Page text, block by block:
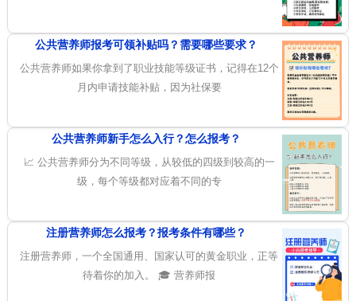
公共营养师报考可领补贴吗？需要哪些要求？
公共营养师如果你拿到了职业技能等级证书，记得在12个
月内申请技能补贴，因为社保要
公共营养师新手怎么入行？怎么报考？
📈 公共营养师分为不同等级，从较低的四级到较高的一
级，每个等级都对应着不同的专
注册营养师怎么报考？报考条件有哪些？
注册营养师，一个全国通用、国家认可的黄金职业，正等
待着你的加入。 🎓 营养师报